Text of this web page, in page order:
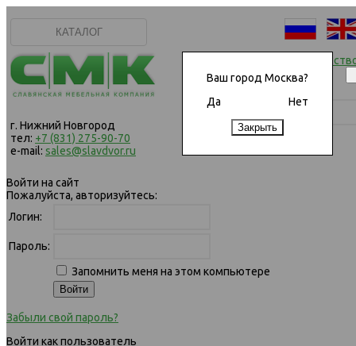
Ваш город Москва?
Да
Нет
КАТАЛОГ
г. Нижний Новгород
тел: +7 (831) 275-90-70
e-mail: sales@slavdvor.ru
Начать
Войти на сайт
Пожалуйста, авторизуйтесь:
Логин:
Пароль:
Запомнить меня на этом компьютере
Забыли свой пароль?
Войти как пользователь